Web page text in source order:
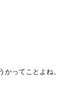
かってことよね。